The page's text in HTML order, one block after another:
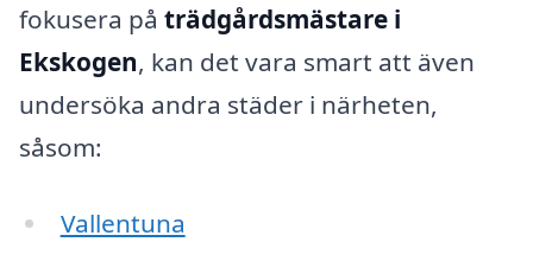
fokusera på trädgårdsmästare i
Ekskogen, kan det vara smart att även
undersöka andra städer i närheten,
såsom:
Vallentuna